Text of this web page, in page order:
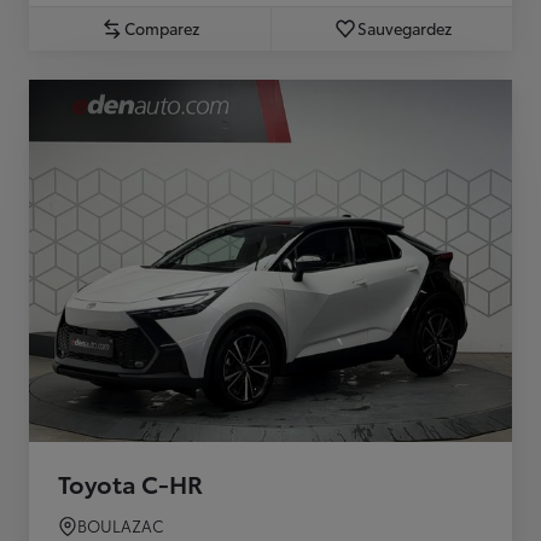
Comparez Sauvegardez
Toyota C-HR
BOULAZAC